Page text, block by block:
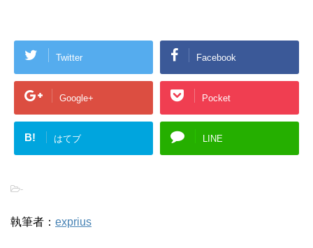
Twitter Facebook
Google+ Pocket
B! はてブ LINE
-
執筆者： exprius